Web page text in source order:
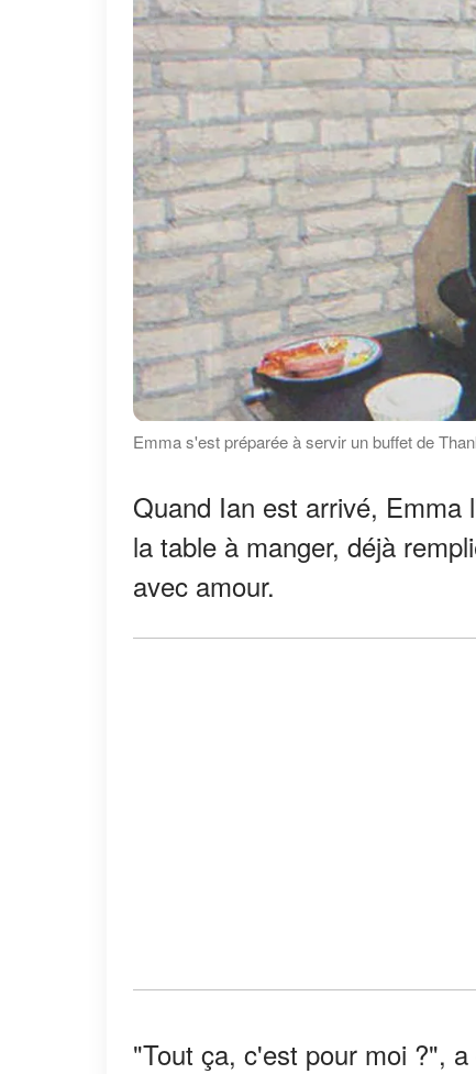
Emma s'est préparée à servir un buffet de
Quand Ian est arrivé,
la table à manger, déjà
avec amour.
"Tout ça, c'est pour moi ?",